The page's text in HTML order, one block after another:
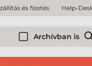
és fizetés Help-
Archívban is